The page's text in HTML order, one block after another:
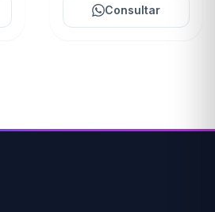
Consultar